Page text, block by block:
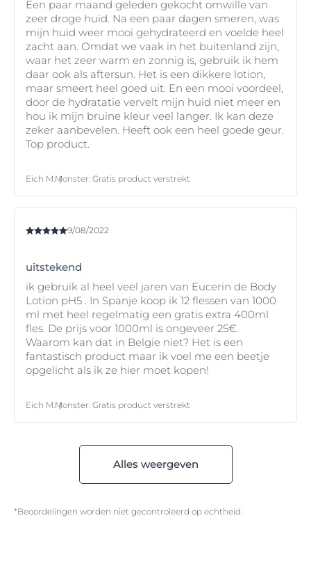
Een paar maand geleden gekocht omwille van
zeer droge huid. Na een paar dagen smeren, was
mijn huid weer mooi gehydrateerd en voelde heel
zacht aan. Omdat we vaak in het buitenland zijn,
waar het zeer warm en zonnig is, gebruik ik hem
daar ook als aftersun. Het is een dikkere lotion,
maar smeert heel goed uit. En een mooi voordeel,
door de hydratatie vervelt mijn huid niet meer en
hou ik mijn bruine kleur veel langer. Ik kan deze
zeker aanbevelen. Heeft ook een heel goede geur.
Top product.
Eich M.Monster: Gratis product verstrekt
9/08/2022
uitstekend
ik gebruik al heel veel jaren van Eucerin de Body
Lotion pH5 . In Spanje koop ik 12 flessen van 1000
ml met heel regelmatig een gratis extra 400ml
fles. De prijs voor 1000ml is ongeveer 25€.
Waarom kan dat in Belgie niet? Het is een
fantastisch product maar ik voel me een beetje
opgelicht als ik ze hier moet kopen!
Eich M.Monster: Gratis product verstrekt
Alles weergeven
*Beoordelingen worden niet gecontroleerd op echtheid.